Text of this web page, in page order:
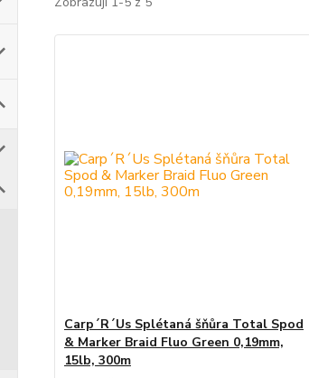
Carp´R´Us Splétaná šňůra Total Spod
& Marker Braid Fluo Green 0,19mm,
15lb, 300m